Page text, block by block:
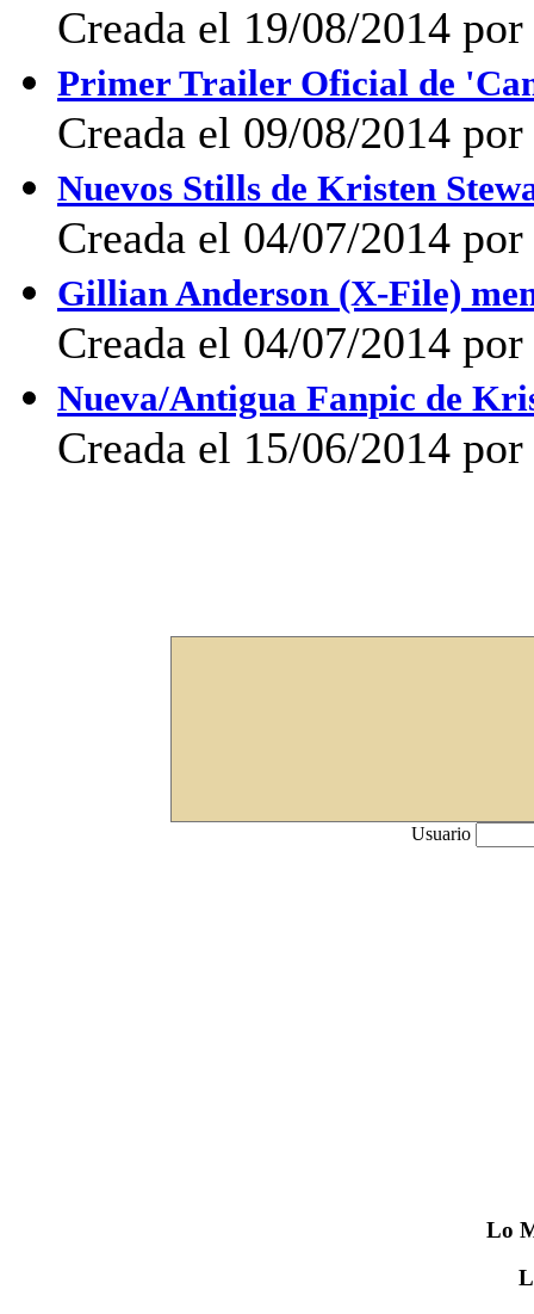
Creada el 19/08/2014
Primer Trailer Oficial de
Creada el 09/08/2014
Nuevos Stills de Kristen
Creada el 04/07/2014
Gillian Anderson (X-File)
Creada el 04/07/2014
Nueva/Antigua Fanpic de
Creada el 15/06/2014
Usuario
Lo